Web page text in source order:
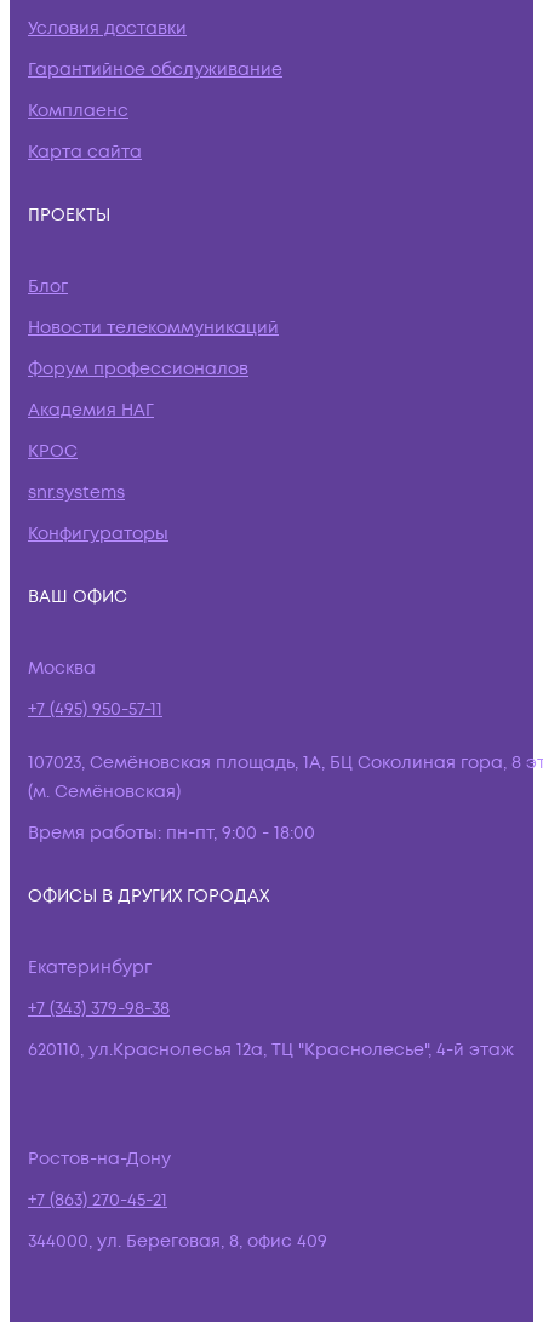
Условия доставки
Гарантийное обслуживание
Комплаенс
Карта сайта
ПРОЕКТЫ
Блог
Новости телекоммуникаций
Форум профессионалов
Академия НАГ
КРОС
snr.systems
Конфигураторы
ВАШ ОФИС
Москва
+7 (495) 950-57-11
107023, Семёновская площадь, 1А, БЦ Соколиная гора, 8
(м. Семёновская)
Время работы: пн-пт, 9:00 - 18:00
ОФИСЫ В ДРУГИХ ГОРОДАХ
Екатеринбург
+7 (343) 379-98-38
620110, ул.Краснолесья 12а, ТЦ "Краснолесье", 4-й этаж
Ростов-на-Дону
+7 (863) 270-45-21
344000, ул. Береговая, 8, офис 409